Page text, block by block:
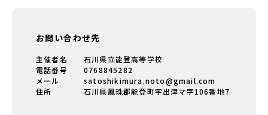
お問い合わせ先
主催者名
石川県立能登高等学校
電話番号
0768845282
メール
satoshikimura.noto@gmail.com
住所
石川県鳳珠郡能登町宇出津マ字106番地7